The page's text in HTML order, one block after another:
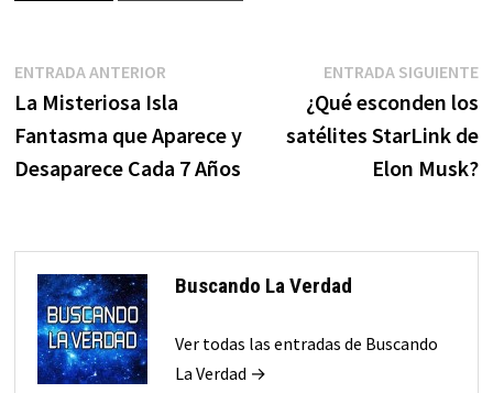
Navegación
de
entradas
ENTRADA ANTERIOREntrada
anterior:
La Misteriosa Isla
Fantasma que Aparece y
Desaparece Cada 7 Años
ENTRADA SIGUIENTE
¿Qué esconden los
satélites StarLink de
Elon Musk?
Buscando La Verdad
Ver todas las entradas de Buscando
La Verdad →